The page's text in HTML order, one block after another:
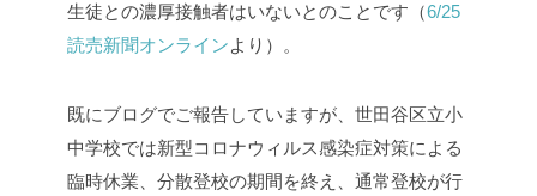
生徒との濃厚接触者はいないとのことです（6/25
読売新聞オンラインより）。
既にブログでご報告していますが、世田谷区立小
中学校では新型コロナウィルス感染症対策による
臨時休業、分散登校の期間を終え、通常登校が行